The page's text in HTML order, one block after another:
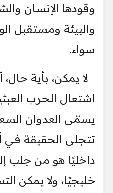
وقودها الإنسان
والبيئة ومستقبل
سواء.
لا يمكن، بأية
اشتعال الحرب
يسمّى العدوان
تتجلى الحقيقة في
داخليًا هو من جلب
خليجيًا، ولا يمكن